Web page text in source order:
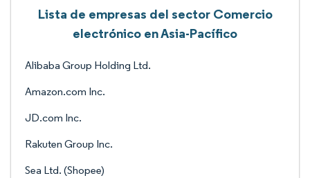
Lista de empresas del sector Comercio
electrónico en Asia-Pacífico
Alibaba Group Holding Ltd.
Amazon.com Inc.
JD.com Inc.
Rakuten Group Inc.
Sea Ltd. (Shopee)